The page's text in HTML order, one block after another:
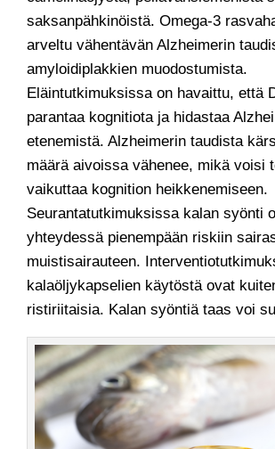
saksanpähkinöistä. Omega-3
arveltu vähentävän Alzheimerin
amyloidiplakkien muodostumista.
Eläintutkimuksissa on havaittu, että
parantaa kognitiota ja hidastaa
etenemistä. Alzheimerin taudista
määrä aivoissa vähenee, mikä voisi
vaikuttaa kognition heikkenemiseen.
Seurantatutkimuksissa kalan syönti
yhteydessä pienempään riskiin
muistisairauteen.
kalaöljykapselien käytöstä ovat
ristiriitaisia. Kalan syöntiä taas voi